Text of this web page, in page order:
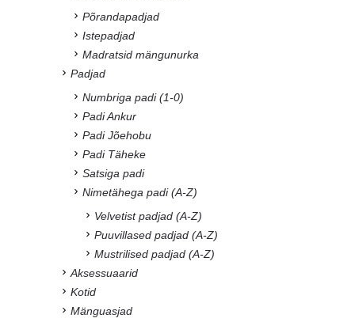
Põrandapadjad
Istepadjad
Madratsid mängunurka
Padjad
Numbriga padi (1-0)
Padi Ankur
Padi Jõehobu
Padi Täheke
Satsiga padi
Nimetähega padi (A-Z)
Velvetist padjad (A-Z)
Puuvillased padjad (A-Z)
Mustrilised padjad (A-Z)
Aksessuaarid
Kotid
Mänguasjad